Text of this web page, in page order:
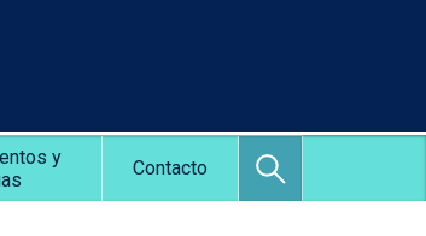
y
Contacto